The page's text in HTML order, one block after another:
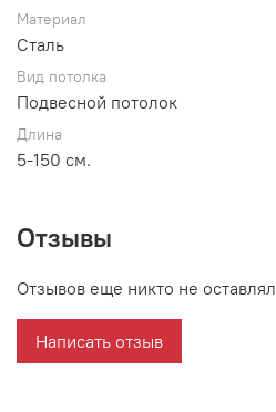
Материал
Сталь
Вид потолка
Подвесной потолок
Длина
5-150 см.
Отзывы
Отзывов еще никто не оставлял
Написать отзыв